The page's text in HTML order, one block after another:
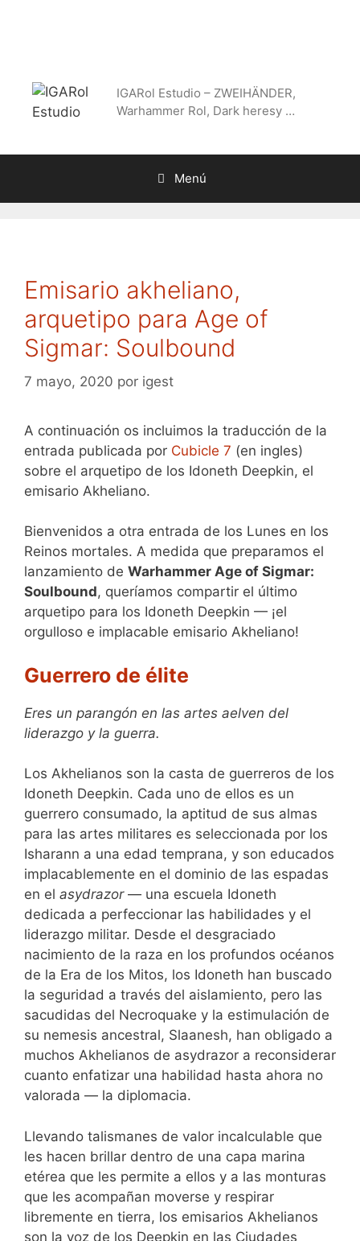
IGARol Estudio – ZWEIHÄNDER,
Warhammer Rol, Dark heresy …
Menú
Emisario akheliano,
arquetipo para Age of
Sigmar: Soulbound
7 mayo, 2020 por igest
A continuación os incluimos la traducción de la
entrada publicada por Cubicle 7 (en ingles)
sobre el arquetipo de los Idoneth Deepkin, el
emisario Akheliano.
Bienvenidos a otra entrada de los Lunes en los
Reinos mortales. A medida que preparamos el
lanzamiento de Warhammer Age of Sigmar:
Soulbound, queríamos compartir el último
arquetipo para los Idoneth Deepkin — ¡el
orgulloso e implacable emisario Akheliano!
Guerrero de élite
Eres un parangón en las artes aelven del
liderazgo y la guerra.
Los Akhelianos son la casta de guerreros de los
Idoneth Deepkin. Cada uno de ellos es un
guerrero consumado, la aptitud de sus almas
para las artes militares es seleccionada por los
Isharann a una edad temprana, y son educados
implacablemente en el dominio de las espadas
en el asydrazor— una escuela Idoneth
dedicada a perfeccionar las habilidades y el
liderazgo militar. Desde el desgraciado
nacimiento de la raza en los profundos océanos
de la Era de los Mitos, los Idoneth han buscado
la seguridad a través del aislamiento, pero las
sacudidas del Necroquake y la estimulación de
su nemesis ancestral, Slaanesh, han obligado a
muchos Akhelianos de asydrazor a reconsiderar
cuanto enfatizar una habilidad hasta ahora no
valorada — la diplomacia.
Llevando talismanes de valor incalculable que
les hacen brillar dentro de una capa marina
etérea que les permite a ellos y a las monturas
que les acompañan moverse y respirar
libremente en tierra, los emisarios Akhelianos
son la voz de los Deepkin en las Ciudades